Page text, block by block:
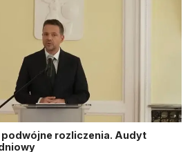
rozliczenia. Audyt